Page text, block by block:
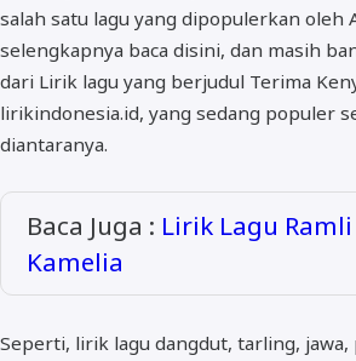
salah satu lagu yang dipopulerkan oleh
selengkapnya baca disini, dan masih
dari Lirik lagu yang berjudul Terima
lirikindonesia.id, yang sedang populer
diantaranya.
Baca Juga : Lirik Lagu
Kamelia
Seperti, lirik lagu dangdut, tarling, jawa,